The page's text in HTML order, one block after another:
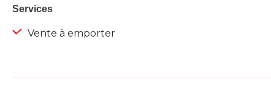
Services
Vente à emporter